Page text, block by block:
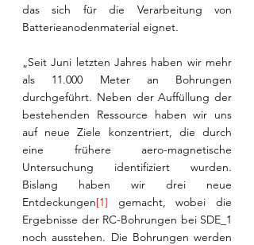
das sich für die Verarbeitung von
Batterieanodenmaterial eignet.
„Seit Juni letzten Jahres haben wir mehr
als 11.000 Meter an Bohrungen
durchgeführt. Neben der Auffüllung der
bestehenden Ressource haben wir uns
auf neue Ziele konzentriert, die durch
eine frühere aero-magnetische
Untersuchung identifiziert wurden.
Bislang haben wir drei neue
Entdeckungen[1] gemacht, wobei die
Ergebnisse der RC-Bohrungen bei SDE_1
noch ausstehen. Die Bohrungen werden